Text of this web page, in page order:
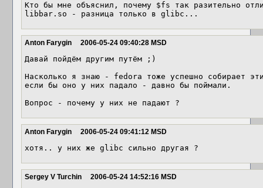
Кто бы мне объяснил, почему $fs так разительно
libbar.so - разница только в glibc...
Anton Farygin 2006-05-24 09:40:28 MSD
Давай пойдём другим путём ;)
Насколько я знаю - fedora тоже успешно собирает
если бы оно у них падало - давно бы поймали.
Вопрос - почему у них не падают ?
Anton Farygin 2006-05-24 09:41:12 MSD
Sergey V Turchin 2006-05-24 14:52:16 MSD